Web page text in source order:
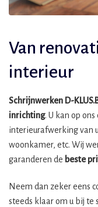
Van
interieur
Schrijnwerken D-
inrichting. U kan op
interieurafwerking van
woonkamer, etc. Wij
garanderen de beste
Neem dan zeker eens
steeds klaar om u bij te